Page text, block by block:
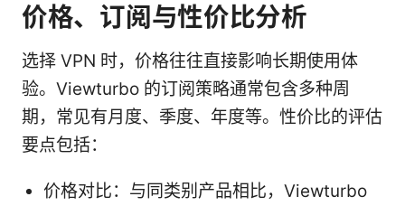
价格、订阅与性价比分析
选择 VPN 时，价格往往直接影响长期使用体
验。Viewturbo 的订阅策略通常包含多种周
期，常见有月度、季度、年度等。性价比的评估
要点包括：
价格对比：与同类别产品相比，Viewturbo